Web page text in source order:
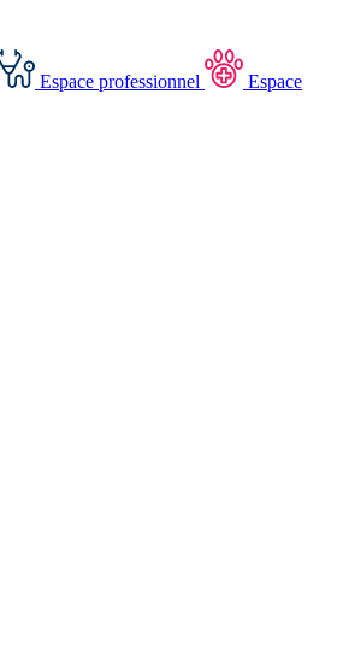
Espace professionnel
Espace